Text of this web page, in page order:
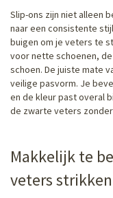
Slip-ons zijn niet alleen
naar een consistente
buigen om je veters te
voor nette schoenen,
schoen. De juiste mate
veilige pasvorm. Je
en de kleur past overal
de zwarte veters
Makkelijk te
veters